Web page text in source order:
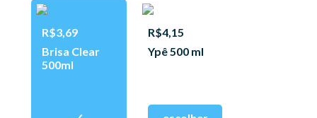
R$3,69
Brisa Clear
500ml
R$4,15
Ypê 500 ml